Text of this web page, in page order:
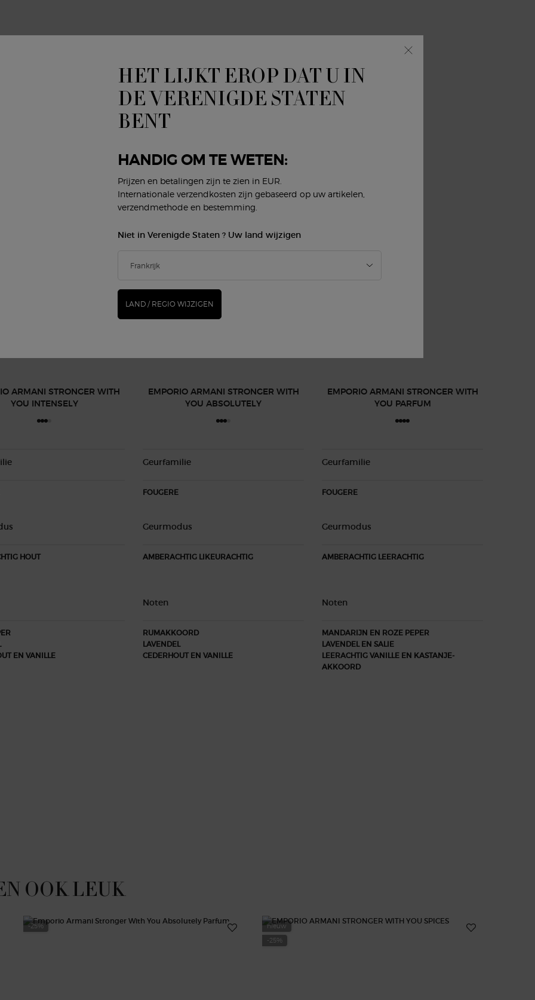
WITH YOU PARFUMS
ARMANI STRONGER WITH
YOU INTENSELY
HOUT
EN VANILLE
EMPORIO ARMANI STRONGER WITH
YOU ABSOLUTELY
Geurfamilie
FOUGERE
Geurmodus
AMBERACHTIG LIKEURACHTIG
Noten
RUMAKKOORD
LAVENDEL
CEDERHOUT EN VANILLE​
EMPORIO ARMANI STRONGER WITH
YOU PARFUM
Geurfamilie
FOUGERE
Geurmodus
AMBERACHTIG LEERACHTIG
Noten
MANDARIJN EN ROZE PEPER
LAVENDEL EN SALIE
LEERACHTIG VANILLE EN KASTANJE-
AKKOORD
OOK LEUK
-25%
nieuw
-25%
HET LIJKT EROP DAT U IN
DE VERENIGDE STATEN
BENT
HANDIG OM TE WETEN:
Prijzen en betalingen zijn te zien in EUR.
Internationale verzendkosten zijn gebaseerd op uw artikelen,
verzendmethode en bestemming.
Niet in Verenigde Staten ? Uw land wijzigen
LAND / REGIO WIJZIGEN